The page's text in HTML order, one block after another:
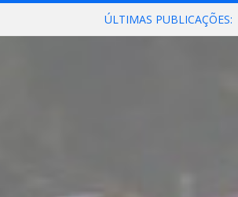
ÚLTIMAS PUBLICAÇÕES: